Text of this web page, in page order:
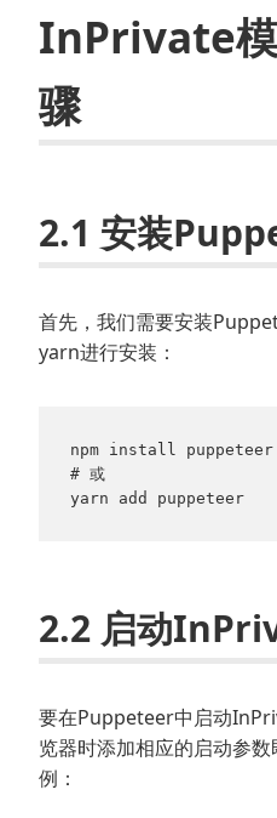
InPrivate
骤
2.1 安装
首先，我们需要安装
yarn进行安装：
npm install puppeteer
# 或
yarn add puppeteer
2.2 启动
要在Puppeteer中启动
览器时添加相应的启动参
例：